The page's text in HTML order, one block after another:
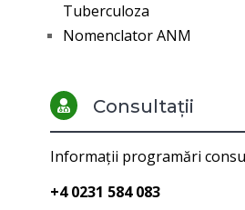
Tuberculoza
Nomenclator ANM
 Consultații
Informații programări
+4 0231 584 083